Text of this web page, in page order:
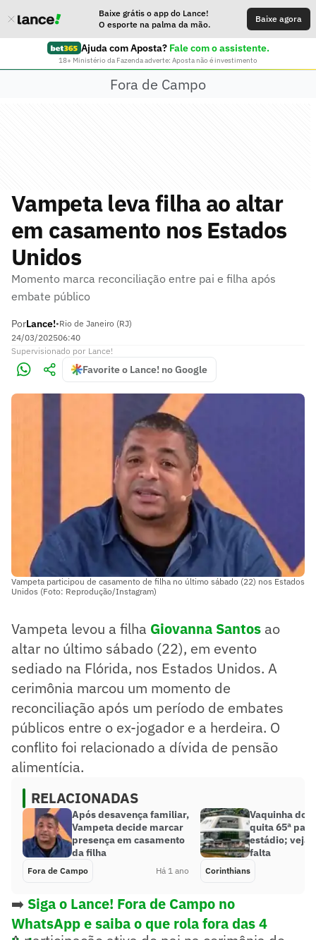
Baixe grátis o app do Lance!
O esporte na palma da mão.
Baixe agora
Ajuda com Aposta? Fale com o assistente.
18+ Ministério da Fazenda adverte: Aposta não é investimento
Fora de Campo
Vampeta leva filha ao altar
em casamento nos Estados
Unidos
Momento marca reconciliação entre pai e filha após
embate público
PorLance!•Rio de Janeiro (RJ)
24/03/202506:40
Supervisionado por Lance!
Favorite o Lance! no Google
Vampeta participou de casamento de filha no último sábado (22) nos Estados
Unidos (Foto: Reprodução/Instagram)
Vampeta levou a filha Giovanna Santos ao
altar no último sábado (22), em evento
sediado na Flórida, nos Estados Unidos. A
cerimônia marcou um momento de
reconciliação após um período de embates
públicos entre o ex-jogador e a herdeira. O
conflito foi relacionado a dívida de pensão
alimentícia.
RELACIONADAS
Após desavença familiar,
Vampeta decide marcar
presença em casamento
da filha
Fora de Campo Há 1 ano
Vaquinha do
quita 65ª
estádio; veja
falta
Corinthians
➡️ Siga o Lance! Fora de Campo no
WhatsApp e saiba o que rola fora das 4